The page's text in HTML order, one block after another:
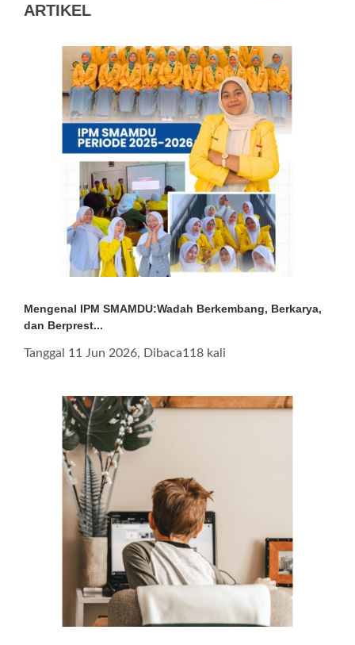
ARTIKEL
Mengenal IPM SMAMDU:Wadah Berkembang, Berkarya,
dan Berprest...
Tanggal 11 Jun 2026, Dibaca118 kali